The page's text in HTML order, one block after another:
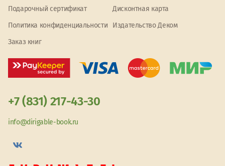
Подарочный сертификат
Дисконтная карта
Политика конфиденциальности
Издательство Деком
Заказ книг
+7 (831) 217-43-30
info@dirigable-book.ru